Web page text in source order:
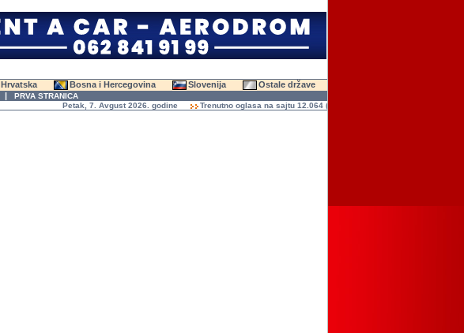
Hrvatska Bosna i Hercegovina Slovenija Ostale države
| PRVA STRANICA
Petak, 7. Avgust 2026. godine
Trenutno oglasa na sajtu 12.064 (47.627 slika)